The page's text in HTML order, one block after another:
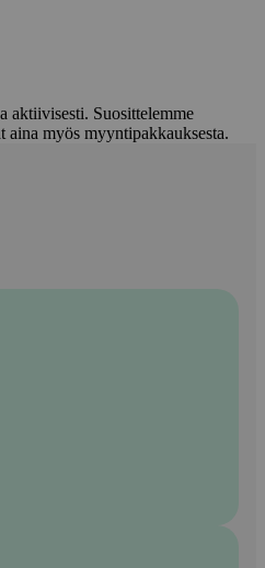
aktiivisesti. Suosittelemme
aina myös myyntipakkauksesta.